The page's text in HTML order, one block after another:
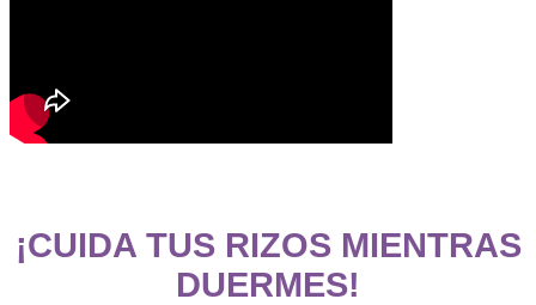
¡CUIDA TUS RIZOS MIENTRAS
DUERMES!